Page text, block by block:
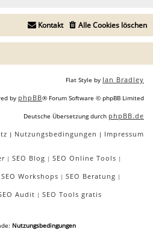
Alle Cookies löschen
Kontakt
Flat Style by Ian Bradley
by phpBB® Forum Software © phpBB Limited
Deutsche Übersetzung durch phpBB.de
| Nutzungsbedingungen | Impressum
| SEO Blog | SEO Online Tools |
SEO Workshops | SEO Beratung |
Audit | SEO Tools gratis
Nutzungsbedingungen